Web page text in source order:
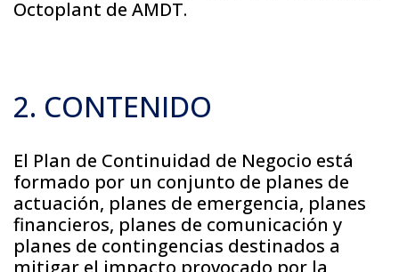
Octoplant de AMDT.
2. CONTENIDO
El Plan de Continuidad de Negocio está
formado por un conjunto de planes de
actuación, planes de emergencia, planes
financieros, planes de comunicación y
planes de contingencias destinados a
mitigar el impacto provocado por la